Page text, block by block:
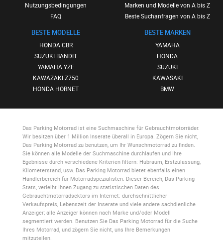
Nutzungsbedingungen
FAQ
BESTE MODELLE
HONDA CBR
SUZUKI BANDIT
YAMAHA YZF
KAWAZAKI Z750
HONDA HORNET
Marken und Modelle von A bis Z
Beste Suchanfragen von A bis Z
BESTE MARKEN
YAMAHA
HONDA
SUZUKI
KAWASAKI
BMW
Das Parking Motorradist eine Suchmaschine für Gebrauchtmotorräder.
Wir besitzen über 1 Million Inserate überall in Europa. Zögern Sie nicht,
Das Parking Motorradzu benutzen, um Ihr Wunschmotorrad zu finden.
Sie können alle Modelle der Suchmaschine durchlaufen und Ihre
Egebnisse durch verschiedene Kriterien filtern: Hubraum, Erstzulassung,
Kilometerstand, usw. Das Parking Motorradbietet ebenfalls einen
Händlerbereich für Motorradspezialisten. Dieser Bereich, Das Parking
Stats, verleiht Ihnen Zugang zu statistischen Daten des
Gebrauchtmotorradsektors im Internet: durchschnittlicher
Verkaufspreis, Lebenszeit der Inserate und viele andere sachdienliche
Anzeiger; alle Anzeiger können nach Marke und/oder Modell
segmentiert werden. Benutzen Sie Das Parking Motorradfür die Suche
Ihres Motorrad, und zögern Sie nicht, uns Ihre Bemerkungen
mitzuteilen.